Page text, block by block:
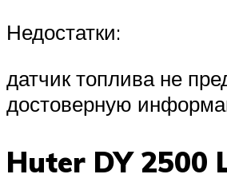
Недостатки:
датчик топлива не
достоверную
Huter DY 2500